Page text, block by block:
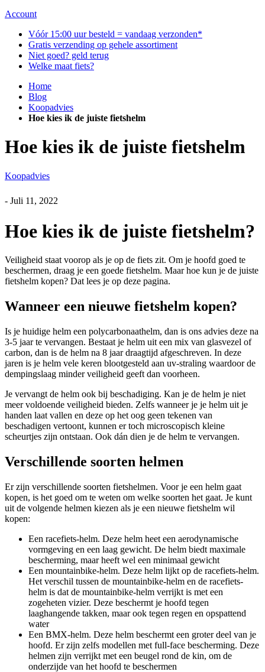
Account
Vóór 15:00 uur besteld = vandaag verzonden*
Gratis verzending op gehele assortiment
Niet goed? geld terug
Welke maat fiets?
Home
Blog
Koopadvies
Hoe kies ik de juiste fietshelm
Hoe kies ik de juiste fietshelm
Koopadvies
- Juli 11, 2022
Hoe kies ik de juiste fietshelm?
Veiligheid staat voorop als je op de fiets zit. Om je hoofd goed te
beschermen, draag je een goede fietshelm. Maar hoe kun je de juiste
fietshelm kopen? Dat lees je op deze pagina.
Wanneer een nieuwe fietshelm kopen?
Is je huidige helm een polycarbonaathelm, dan is ons advies deze na
3-5 jaar te vervangen. Bestaat je helm uit een mix van glasvezel of
carbon, dan is de helm na 8 jaar draagtijd afgeschreven. In deze
jaren is je helm vele keren blootgesteld aan uv-straling waardoor de
dempingslaag minder veiligheid geeft dan voorheen.
Je vervangt de helm ook bij beschadiging. Kan je de helm je niet
meer voldoende veiligheid bieden. Zelfs wanneer je je helm uit je
handen laat vallen en deze op het oog geen tekenen van
beschadigen vertoont, kunnen er toch microscopisch kleine
scheurtjes zijn ontstaan. Ook dán dien je de helm te vervangen.
Verschillende soorten helmen
Er zijn verschillende soorten fietshelmen. Voor je een helm gaat
kopen, is het goed om te weten om welke soorten het gaat. Je kunt
uit de volgende helmen kiezen als je een nieuwe fietshelm wil
kopen:
Een racefiets-helm. Deze helm heet een aerodynamische
vormgeving en een laag gewicht. De helm biedt maximale
bescherming, maar heeft wel een minimaal gewicht
Een mountainbike-helm. Deze helm lijkt op de racefiets-helm.
Het verschil tussen de mountainbike-helm en de racefiets-
helm is dat de mountainbike-helm verrijkt is met een
zogeheten vizier. Deze beschermt je hoofd tegen
laaghangende takken, maar ook tegen regen en opspattend
water
Een BMX-helm. Deze helm beschermt een groter deel van je
hoofd. Er zijn zelfs modellen met full-face bescherming. Deze
helmen zijn verrijkt met een beugel rond de kin, om de
onderzijde van het hoofd te beschermen